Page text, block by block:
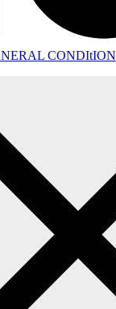
CONDItION